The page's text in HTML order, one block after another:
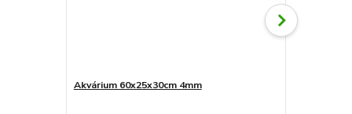
Akvárium 60x25x30cm 4mm